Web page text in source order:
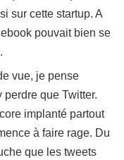
sur cette startup. A
pouvait bien se
vue, je pense
perdre que Twitter.
implanté partout
à faire rage. Du
que les tweets